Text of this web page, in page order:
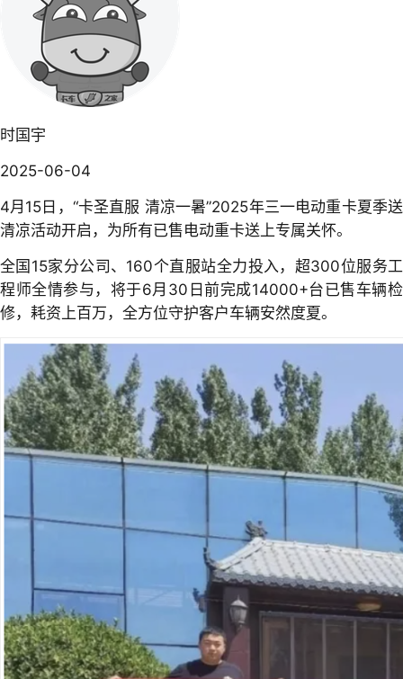
时国宇
2025-06-04
4月15日，“卡圣直服 清凉一暑”2025年三一电动重卡夏季送
清凉活动开启，为所有已售电动重卡送上专属关怀。
全国15家分公司、160个直服站全力投入，超300位服务工
程师全情参与，将于6月30日前完成14000+台已售车辆检
修，耗资上百万，全方位守护客户车辆安然度夏。